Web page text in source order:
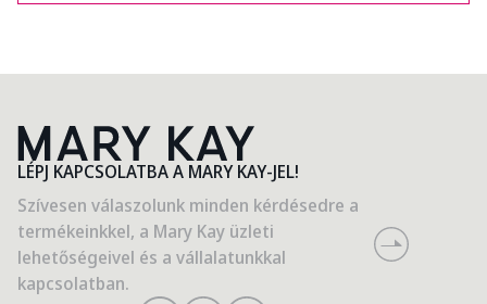
LÉPJ KAPCSOLATBA A MARY KAY-JEL!
Szívesen válaszolunk minden kérdésedre a
termékeinkkel, a Mary Kay üzleti
lehetőségeivel és a vállalatunkkal
kapcsolatban.